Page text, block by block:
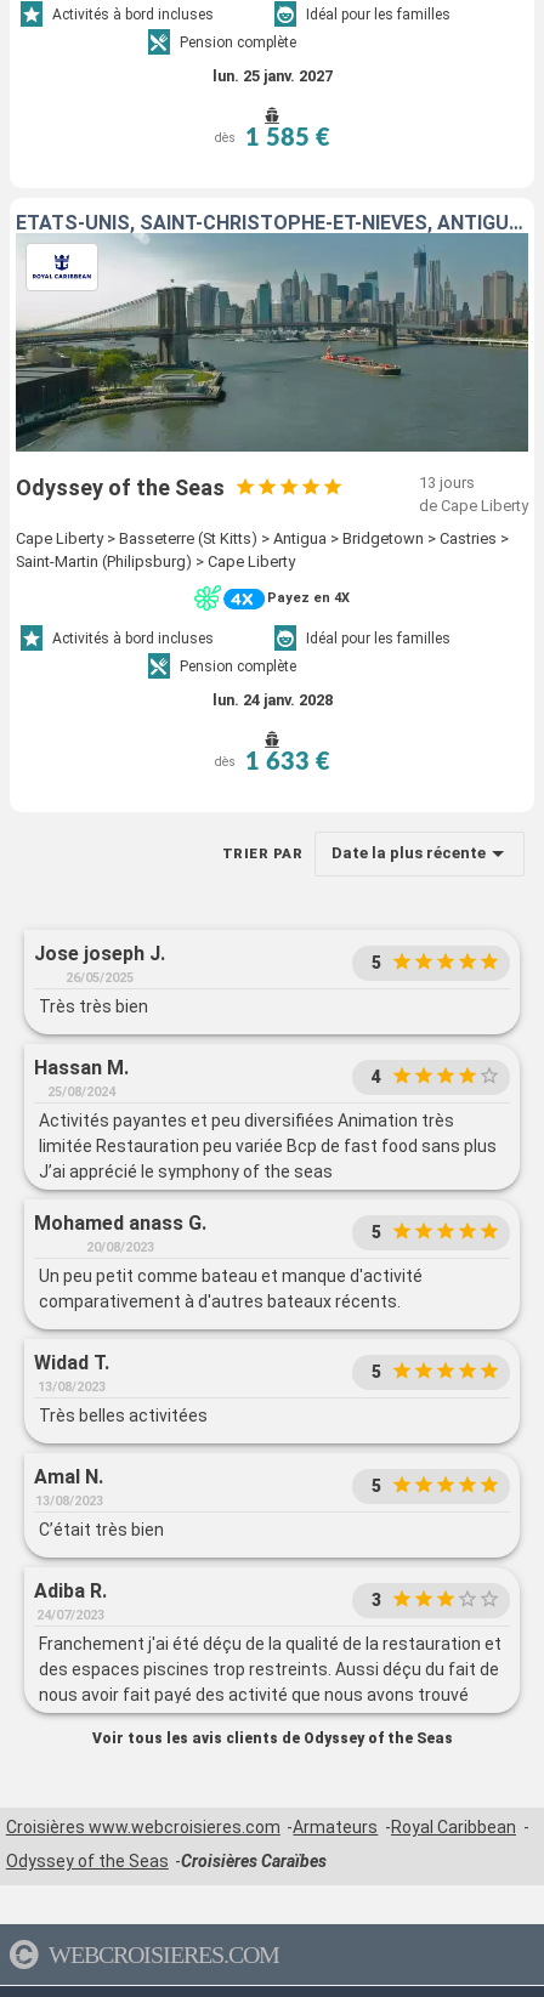
Activités à bord incluses
Idéal pour les familles
Pension complète
lun. 25 janv. 2027
dès 1 585 €
ÉTATS-UNIS, SAINT-CHRISTOPHE-ET-NIÉVÈS, ANTIGUA-ET-BARBUDA, BARBADE, SAINTE-LUCIE, SAINT-MARTIN
Odyssey of the Seas
13 jours
de Cape Liberty
Cape Liberty > Basseterre (St Kitts) > Antigua > Bridgetown > Castries >
Saint-Martin (Philipsburg) > Cape Liberty
Payez en 4X
Activités à bord incluses
Idéal pour les familles
Pension complète
lun. 24 janv. 2028
dès 1 633 €
TRIER PAR Date la plus récente
Jose joseph J.
26/05/2025
5
Très très bien
Hassan M.
25/08/2024
4
Activités payantes et peu diversifiées Animation très
limitée Restauration peu variée Bcp de fast food sans plus
J’ai apprécié le symphony of the seas
Mohamed anass G.
20/08/2023
5
Un peu petit comme bateau et manque d'activité
comparativement à d'autres bateaux récents.
Widad T.
13/08/2023
5
Très belles activitées
Amal N.
13/08/2023
5
C’était très bien
Adiba R.
24/07/2023
3
Franchement j'ai été déçu de la qualité de la restauration et
des espaces piscines trop restreints. Aussi déçu du fait de
nous avoir fait payé des activité que nous avons trouvé
gratuites quotidiennement en libre acces pour tout le
monde une fois à bord : ifly et cours de surf Sinon les Kids
Voir tous les avis clients de Odyssey of the Seas
Croisières www.webcroisieres.com Armateurs
Royal Caribbean
Odyssey of the Seas
Croisières Caraïbes
WEBCROISIERES.COM